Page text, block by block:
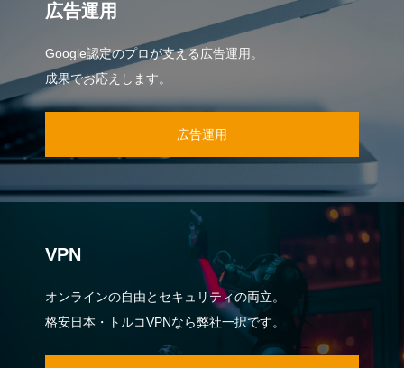
広告運用
Google認定のプロが支える広告運用。
成果でお応えします。
広告運用
VPN
オンラインの自由とセキュリティの両立。
格安日本・トルコVPNなら弊社一択です。